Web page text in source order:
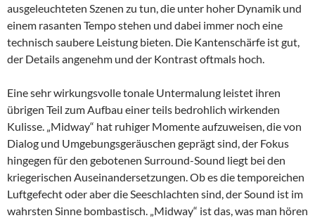
ausgeleuchteten Szenen zu tun, die unter hoher Dynamik und
einem rasanten Tempo stehen und dabei immer noch eine
technisch saubere Leistung bieten. Die Kantenschärfe ist gut,
der Details angenehm und der Kontrast oftmals hoch.
Eine sehr wirkungsvolle tonale Untermalung leistet ihren
übrigen Teil zum Aufbau einer teils bedrohlich wirkenden
Kulisse. „Midway“ hat ruhiger Momente aufzuweisen, die von
Dialog und Umgebungsgeräuschen geprägt sind, der Fokus
hingegen für den gebotenen Surround-Sound liegt bei den
kriegerischen Auseinandersetzungen. Ob es die temporeichen
Luftgefecht oder aber die Seeschlachten sind, der Sound ist im
wahrsten Sinne bombastisch. „Midway“ ist das, was man hören